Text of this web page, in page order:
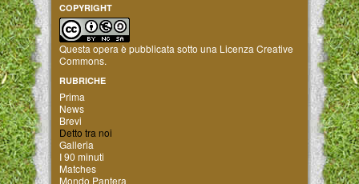
COPYRIGHT
Questa opera è pubblicata sotto una Licenza Creative
Commons.
RUBRICHE
Prima
News
Brevi
Detto tra noi
Galleria
I 90 minuti
Matches
Mondo Pantera